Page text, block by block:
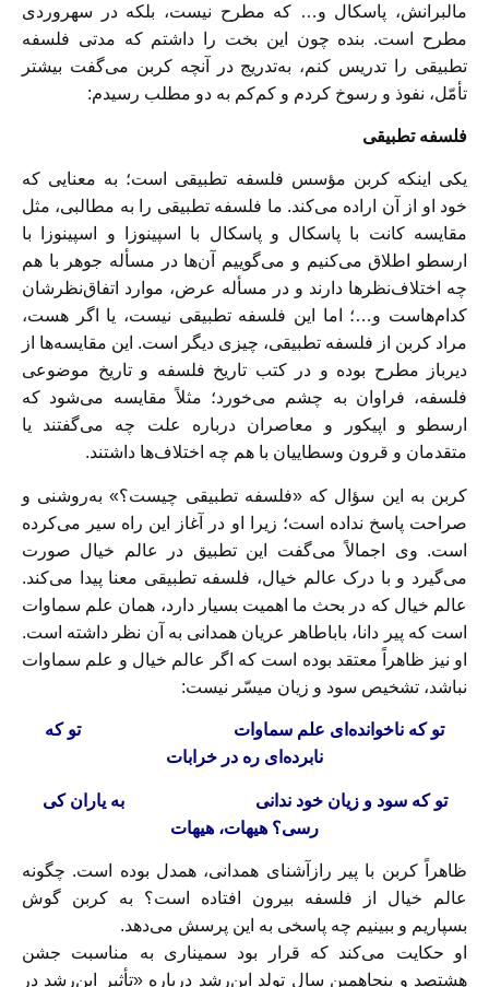
مالبرانش، پاسکال و… که مطرح نیست، بلکه در سهروردی
مطرح است. بنده چون این بخت را داشتم که مدتی فلسفه
تطبیقی را تدریس کنم، به‌تدریج در آنچه کربن می‌گفت بیشتر
تأمّل، نفوذ و رسوخ کردم و کم‌کم به دو مطلب رسیدم:
فلسفه تطبیقی
یکی اینکه کربن مؤسس فلسفه تطبیقی است؛ به معنایی که
خود او از آن اراده می‌کند. ما فلسفه تطبیقی را به مطالبی، مثل
مقایسه کانت با پاسکال و پاسکال با اسپینوزا و اسپینوزا با
ارسطو اطلاق می‌کنیم و می‌گوییم آن‌ها در مسأله جوهر با هم
چه اختلاف‌نظر‌ها دارند و در مسأله عرض، موارد اتفاق‌نظرشان
کدام‌هاست و…؛ اما این فلسفه تطبیقی نیست، یا اگر هست،
مراد کربن از فلسفه تطبیقی، چیزی دیگر است. این مقایسه‌ها از
دیرباز مطرح بوده و در کتب تاریخ فلسفه و تاریخ موضوعی
فلسفه، فراوان به چشم می‌خورد؛ مثلاً مقایسه می‌شود که
ارسطو و اپیکور و معاصران درباره علت چه می‌گفتند یا
متقدمان و قرون وسطاییان با هم چه اختلاف‌ها داشتند.
کربن به این سؤال که «فلسفه تطبیقی چیست؟» به‌روشنی و
صراحت پاسخ نداده است؛ زیرا او در آغاز این راه سیر می‌کرده
است. وی اجمالاً می‌گفت این تطبیق در عالم خیال صورت
می‌گیرد و با درک عالم خیال، فلسفه تطبیقی معنا پیدا می‌کند.
عالم خیال که در بحث ما اهمیت بسیار دارد،‌‌ همان علم سماوات
است که پیر دانا، باباطاهر عریان همدانی به آن نظر داشته است.
او نیز ظاهراً معتقد بوده است که اگر عالم خیال و علم سماوات
نباشد، تشخیص سود و زیان میسّر نیست:
تو که ناخوانده‌ای علم سماواتتو که
نابرده‌ای ره در خرابات
تو که سود و زیان خود ندانیبه یاران کی
رسی؟ هیهات، هیهات
ظاهراً کربن با پیر رازآشنای همدانی، همدل بوده است. چگونه
عالم خیال از فلسفه بیرون افتاده است؟ به کربن گوش
بسپاریم و ببینیم چه پاسخی به این پرسش می‌دهد.
او حکایت می‌کند که قرار بود سمیناری به مناسبت جشن
هشتصد و پنجاهمین سال تولد ابن‌رشد درباره «تأثیر ابن‌رشد در